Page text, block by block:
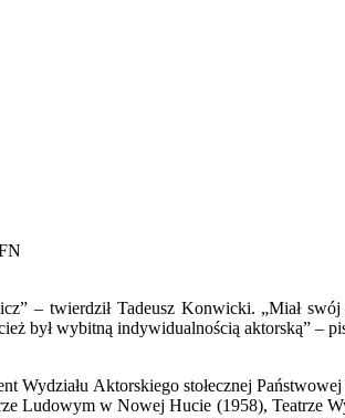
– twierdził Tadeusz Konwicki. „Miał
był wybitną indywidualnością aktorską” –
Aktorskiego stołecznej
Ludowym w Nowej Hucie (1958), Teatrze